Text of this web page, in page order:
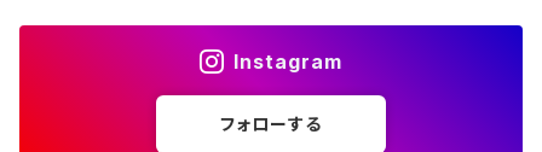
Instagram
フォローする